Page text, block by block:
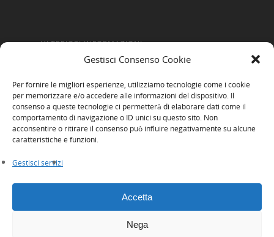
Gestisci Consenso Cookie
Per fornire le migliori esperienze, utilizziamo tecnologie come i cookie
per memorizzare e/o accedere alle informazioni del dispositivo. Il
consenso a queste tecnologie ci permetterà di elaborare dati come il
comportamento di navigazione o ID unici su questo sito. Non
acconsentire o ritirare il consenso può influire negativamente su alcune
caratteristiche e funzioni.
Gestisci servizi
Accetta
Nega
ULTERIORI INFORMAZIONI
Informativa Privacy
Cookie Policy
Whistleblowing
© 2026 Innexta scrl. Tutti i diritti riservati